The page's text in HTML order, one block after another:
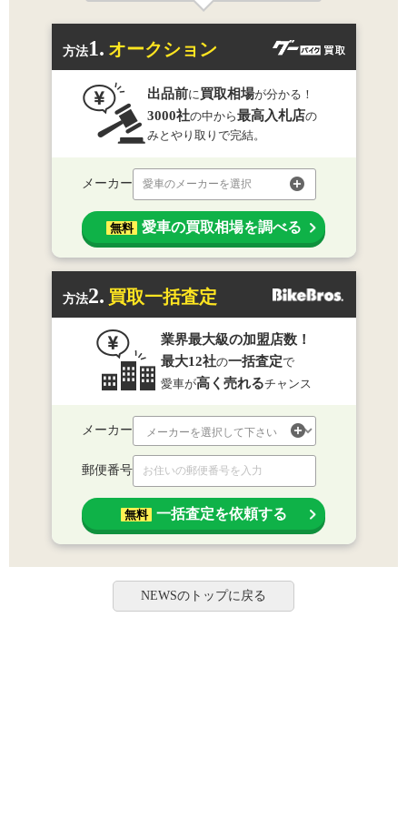
方法1. オークション
出品前に 買取相場が分かる！
3000社の中から最高入札店の
みとやり取りで完結。
メーカー 愛車のメーカーを選択
無料 愛車の買取相場を調べる
方法2. 買取一括査定
業界最大級の加盟店数！
最大12社の一括査定で
愛車が高く売れるチャンス
メーカー
郵便番号
無料 一括査定を依頼する
NEWSのトップに戻る